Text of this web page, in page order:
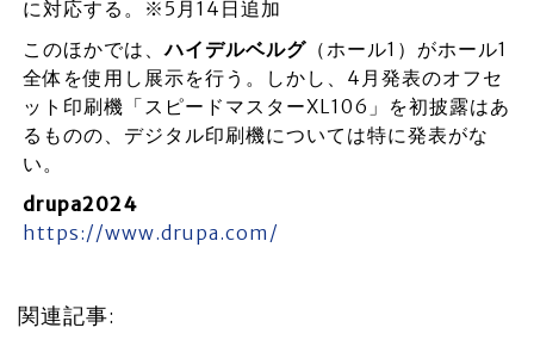
に対応する。※5月14日追加
このほかでは、ハイデルベルグ（ホール1）がホール1
全体を使用し展示を行う。しかし、4月発表のオフセ
ット印刷機「スピードマスターXL106」を初披露はあ
るものの、デジタル印刷機については特に発表がな
い。
drupa2024
https://www.drupa.com/
関連記事: